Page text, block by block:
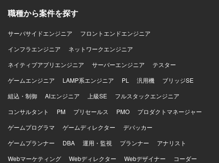
向けモバイルアプリ開発環境（Objective-C、Swiftを用いた
開発が想定されます）。
職種から案件を探す
サーバサイドエンジニア
フロントエンドエンジニア
インフラエンジニア
ネットワークエンジニア
ネイティブアプリエンジニア
サーバーエンジニア
テスター
ゲームエンジニア
LAMP系エンジニア PL 汎用機
ブリッジSE
組込・制御
AIエンジニア 上級SE
フルスタックエンジニア
コンサルタント
PM プリセールス PMO
プロダクトマネージャー
ゲームプログラマ
ゲームディレクター
デバッカー
ゲームプランナー
DBA 運用・監視 プランナー
アナリスト
Webマーケティング
Webディレクター Webデザイナー
コーダー